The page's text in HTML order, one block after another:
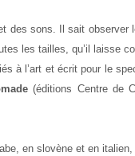
sons. Il sait
les tailles, qu’il laisse
à l’art et écrit pour le
(éditions Centre de
en slovène et en